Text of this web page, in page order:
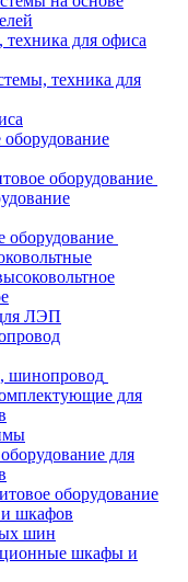
для офиса
техника для
оборудование
оборудование
ЛЭП
для
для
оборудование
шкафов
шин
шкафы и